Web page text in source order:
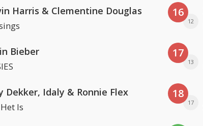
Harris & Clementine Douglas
Bieber
Dekker, Idaly & Ronnie Flex
Is
16
12
17
13
18
17